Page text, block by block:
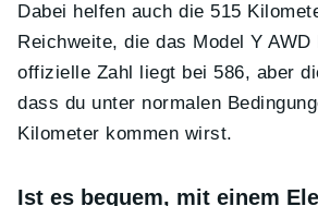
Dabei helfen auch die 515
Reichweite, die das Model Y
offizielle Zahl liegt bei 586, aber
dass du unter normalen
Kilometer kommen wirst.
Ist es bequem, mit einem